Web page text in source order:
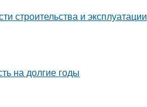
строительства и эксплуатации
на долгие годы